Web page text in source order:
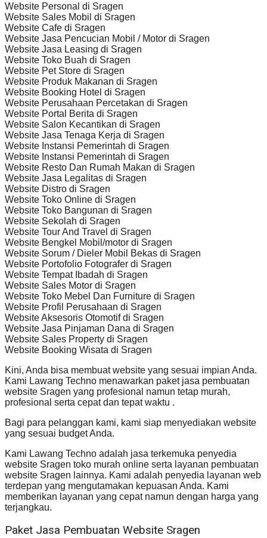
Website Personal di Sragen
Website Sales Mobil di Sragen
Website Cafe di Sragen
Website Jasa Pencucian Mobil / Motor di Sragen
Website Jasa Leasing di Sragen
Website Toko Buah di Sragen
Website Pet Store di Sragen
Website Produk Makanan di Sragen
Website Booking Hotel di Sragen
Website Perusahaan Percetakan di Sragen
Website Portal Berita di Sragen
Website Salon Kecantikan di Sragen
Website Jasa Tenaga Kerja di Sragen
Website Instansi Pemerintah di Sragen
Website Instansi Pemerintah di Sragen
Website Resto Dan Rumah Makan di Sragen
Website Jasa Legalitas di Sragen
Website Distro di Sragen
Website Toko Online di Sragen
Website Toko Bangunan di Sragen
Website Sekolah di Sragen
Website Tour And Travel di Sragen
Website Bengkel Mobil/motor di Sragen
Website Sorum / Dieler Mobil Bekas di Sragen
Website Portofolio Fotografer di Sragen
Website Tempat Ibadah di Sragen
Website Sales Motor di Sragen
Website Toko Mebel Dan Furniture di Sragen
Website Profil Perusahaan di Sragen
Website Aksesoris Otomotif di Sragen
Website Jasa Pinjaman Dana di Sragen
Website Sales Property di Sragen
Website Booking Wisata di Sragen
Kini, Anda bisa membuat website yang sesuai impian Anda.
Kami Lawang Techno menawarkan paket jasa pembuatan
website Sragen yang profesional namun tetap murah,
profesional serta cepat dan tepat waktu .
Bagi para pelanggan kami, kami siap menyediakan website
yang sesuai budget Anda.
Kami Lawang Techno adalah jasa terkemuka penyedia
website Sragen toko murah online serta layanan pembuatan
website Sragen lainnya. Kami adalah penyedia layanan web
terdepan yang mengutamakan kepuasan Anda. Kami
memberikan layanan yang cepat namun dengan harga yang
terjangkau.
Paket Jasa Pembuatan Website Sragen